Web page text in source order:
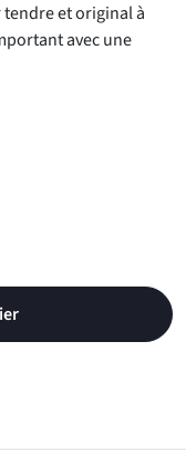
tendre et original à
avec une